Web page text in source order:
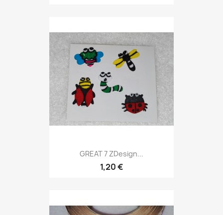
GREAT 7 ZDesign...
1,20 €